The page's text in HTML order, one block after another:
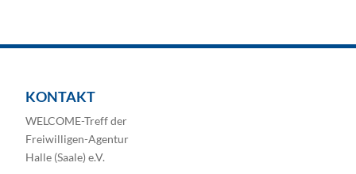
KONTAKT
WELCOME-Treff der
Freiwilligen-Agentur
Halle (Saale) e.V.